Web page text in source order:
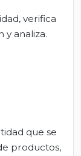
verifica
y analiza.
que se
productos,